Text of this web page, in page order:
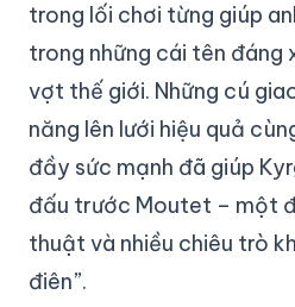
trong lối chơi từng giúp
trong những cái tên đáng
vợt thế giới. Những cú
năng lên lưới hiệu quả
đầy sức mạnh đã giúp
đấu trước Moutet – một
thuật và nhiều chiêu trò
điên”.